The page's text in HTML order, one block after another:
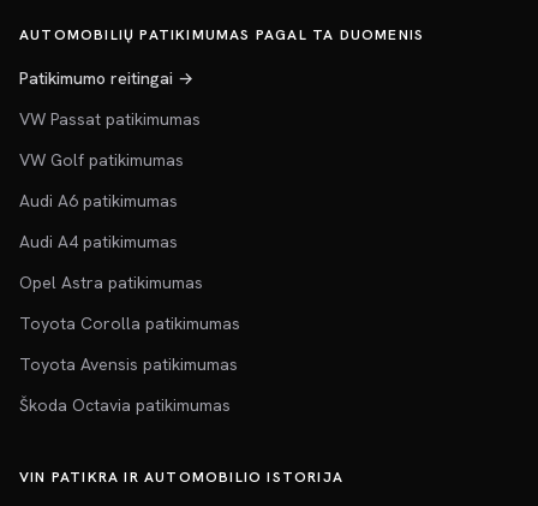
AUTOMOBILIŲ PATIKIMUMAS PAGAL TA DUOMENIS
Patikimumo reitingai →
VW Passat patikimumas
VW Golf patikimumas
Audi A6 patikimumas
Audi A4 patikimumas
Opel Astra patikimumas
Toyota Corolla patikimumas
Toyota Avensis patikimumas
Škoda Octavia patikimumas
VIN PATIKRA IR AUTOMOBILIO ISTORIJA